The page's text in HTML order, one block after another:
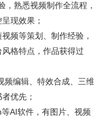
熟悉视频制作全流程，
现效果；
频等策划、制作经验，
格特点，作品获得过
编辑、特效合成、三维
优先；
AI软件，有图片、视频